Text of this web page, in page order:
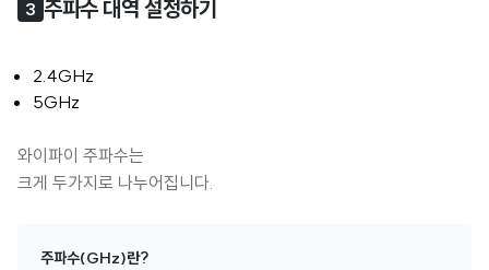
3 주파수 대역 설정하기
2.4GHz
5GHz
와이파이 주파수는
크게 두가지로 나누어집니다.
주파수(GHz)란?